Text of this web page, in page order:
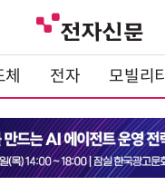
전자 모빌리티